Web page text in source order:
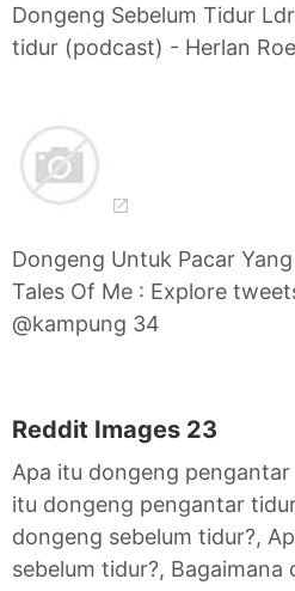
Dongeng Sebelum Tidur
tidur (podcast) - Herlan
Dongeng Untuk Pacar
Tales Of Me : Explore
@kampung 34
Reddit Images 23
Apa itu dongeng
itu dongeng pengantar
dongeng sebelum tidur?,
sebelum tidur?, Bagaimana